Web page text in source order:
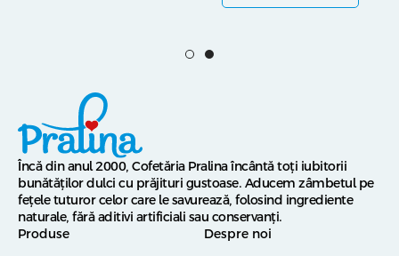
Încă din anul 2000, Cofetăria Pralina încântă toți iubitorii
bunătăților dulci cu prăjituri gustoase. Aducem zâmbetul pe
fețele tuturor celor care le savurează, folosind ingrediente
naturale, fără aditivi artificiali sau conservanți.
Produse
Despre noi